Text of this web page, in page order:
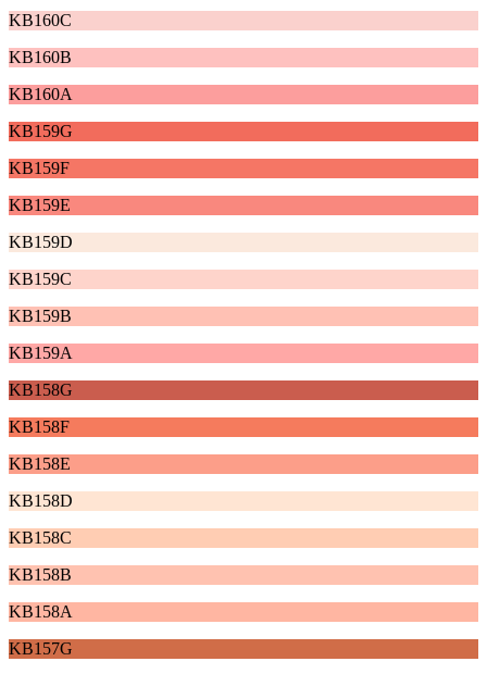
KB160C
KB160B
KB160A
KB159G
KB159F
KB159E
KB159D
KB159C
KB159B
KB159A
KB158G
KB158F
KB158E
KB158D
KB158C
KB158B
KB158A
KB157G